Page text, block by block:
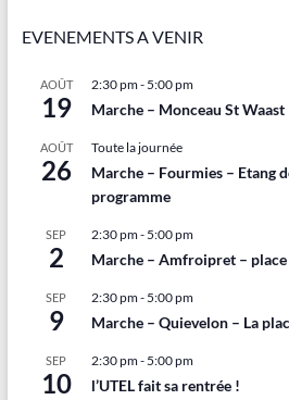
EVENEMENTS A VENIR
AOÛT
19
2:30 pm- 5:00 pm
Marche – Monceau St Waast
AOÛT
26
Toute la journée
Marche – Fourmies – Etang
programme
SEP
2
2:30 pm- 5:00 pm
Marche – Amfroipret – place
SEP
9
2:30 pm- 5:00 pm
Marche – Quievelon – La
SEP
10
2:30 pm- 5:00 pm
l’UTEL fait sa rentrée !